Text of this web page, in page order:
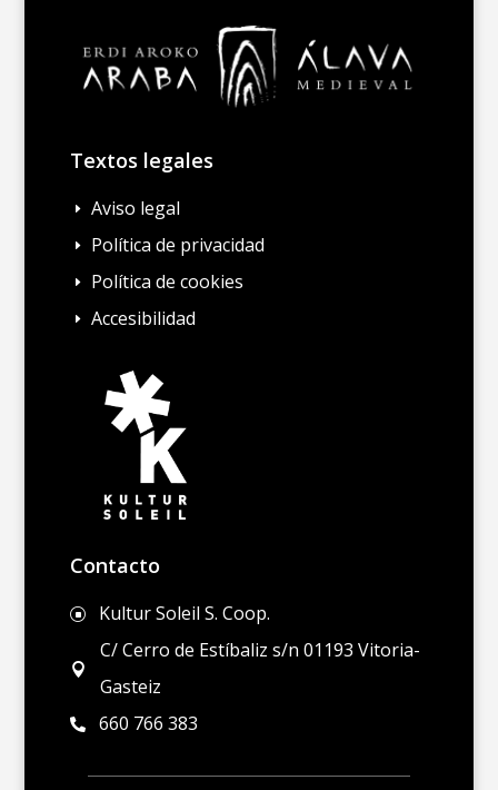
Textos legales
E Aviso legal
E Política de privacidad
E Política de cookies
E Accesibilidad
Contacto
] Kultur Soleil S. Coop.

C/ Cerro de Estíbaliz s/n 01193 Vitoria-
Gasteiz
 660 766 383